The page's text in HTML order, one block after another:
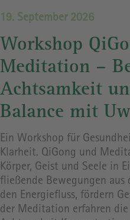
19. September 2026
Workshop
Meditation –
Achtsamkeit
Balance mit
Ein Workshop für
Klarheit. QiGong und
Körper, Geist und Seele in
fließende Bewegungen aus
den Energiefluss, fördern
der Meditation erfahren